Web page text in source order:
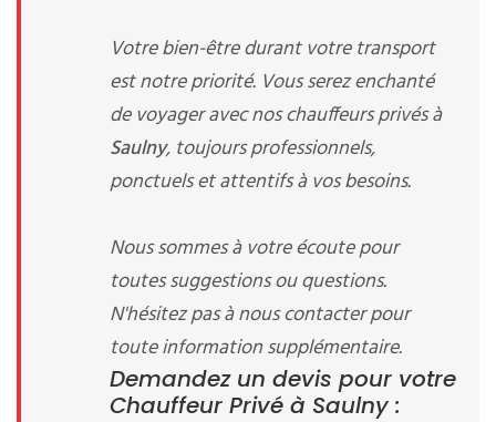
Votre bien-être durant votre transport
est notre priorité. Vous serez enchanté
de voyager avec nos chauffeurs privés à
Saulny, toujours professionnels,
ponctuels et attentifs à vos besoins.
Nous sommes à votre écoute pour
toutes suggestions ou questions.
N'hésitez pas à nous contacter pour
toute information supplémentaire.
Demandez un devis pour votre
Chauffeur Privé à Saulny :